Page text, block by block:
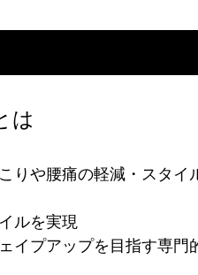
は
りや腰痛の軽減・スタイ
ルを実現
イプアップを目指す専門